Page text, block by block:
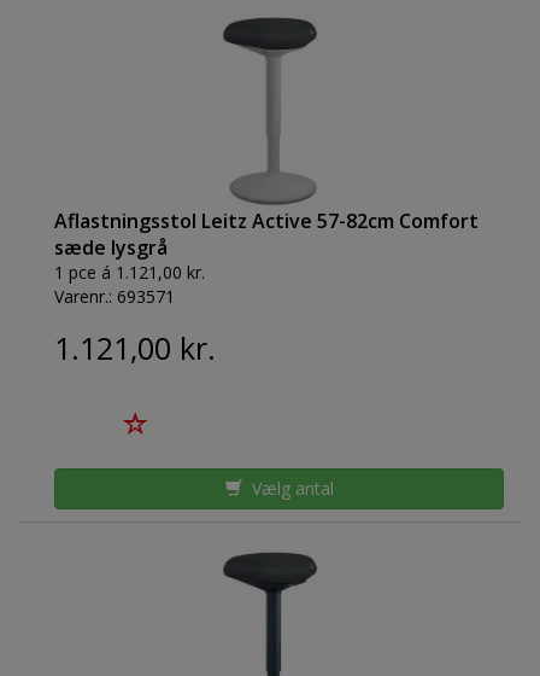
Aflastningsstol Leitz Active 57-82cm Comfort
sæde lysgrå
1 pce á 1.121,00 kr.
Varenr.: 693571
1.121,00 kr.
Vælg antal